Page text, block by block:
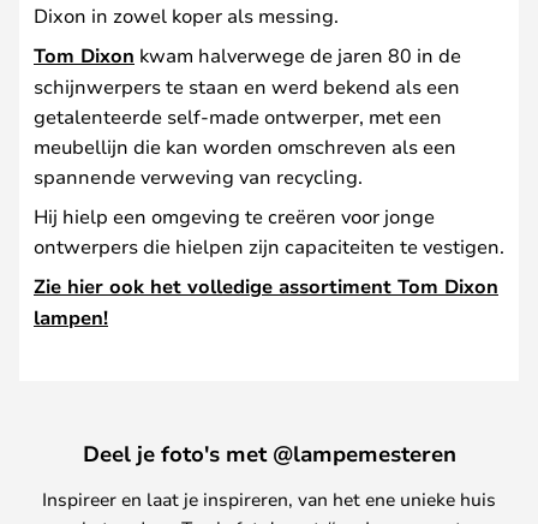
Dixon in zowel koper als messing.
Tom Dixon kwam halverwege de jaren 80 in de
schijnwerpers te staan en werd bekend als een
getalenteerde self-made ontwerper, met een
meubellijn die kan worden omschreven als een
spannende verweving van recycling.
Hij hielp een omgeving te creëren voor jonge
ontwerpers die hielpen zijn capaciteiten te vestigen.
Zie hier ook het volledige assortiment Tom Dixon
lampen!
Deel je foto's met @lampemesteren
Inspireer en laat je inspireren, van het ene unieke huis